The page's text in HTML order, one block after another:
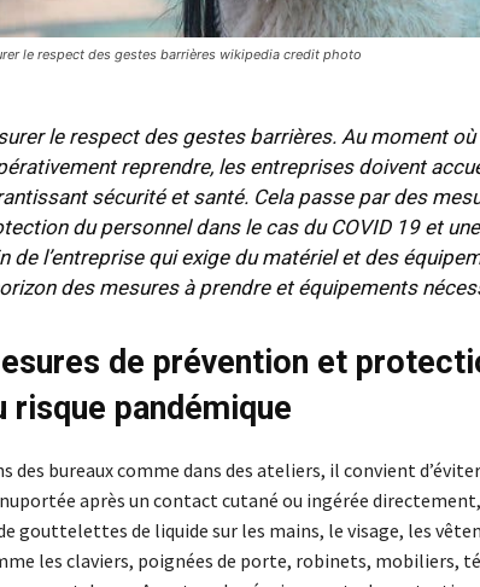
le respect des gestes barrières wikipedia credit photo
le respect des gestes barrières. Au moment
reprendre, les entreprises doivent
sécurité et santé. Cela passe par des
du personnel dans le cas du COVID 19 et
de l’entreprise qui exige du matériel et des
des mesures à prendre et équipements
de prévention et
risque pandémique
des bureaux comme dans des ateliers, il convient
après un contact cutané ou ingérée
gouttelettes de liquide sur les mains, le visage, les
les claviers, poignées de porte, robinets, mobiliers,